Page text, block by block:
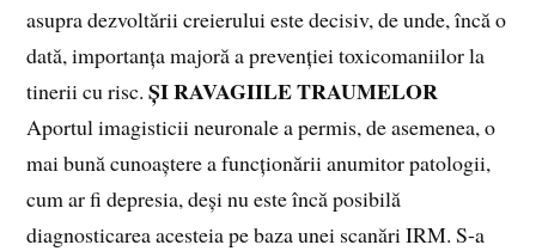
asupra dezvoltării creierului este decisiv, de unde, încă o
dată, importanța majoră a prevenției toxicomaniilor la
tinerii cu risc.ȘI RAVAGIILE TRAUMELOR
Aportul imagisticii neuronale a permis, de asemenea, o
mai bună cunoaștere a funcționării anumitor patologii,
cum ar fi depresia, deși nu este încă posibilă
diagnosticarea acesteia pe baza unei scanări IRM. S‑a